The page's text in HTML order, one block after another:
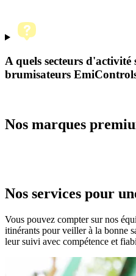
A quels secteurs d'activité
brumisateurs
Nos marques
Nos services pour
Vous pouvez compter sur nos
itinérants pour veiller à la bonne
leur suivi avec compétence et